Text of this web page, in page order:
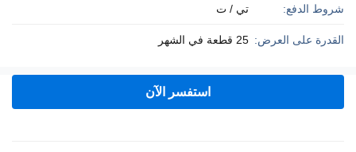
شروط الدفع: تي / ت
القدرة على العرض: 25 قطعة في الشهر
استفسر الآن